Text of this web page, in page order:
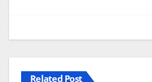
Related Post